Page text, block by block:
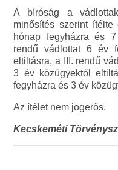
A bíróság a
minősítés szerint
hónap fegyházra és
rendű vádlottat 6 év
eltiltásra, a III. rendű
3 év közügyektől
fegyházra és 3 év
Az ítélet nem jogerős.
Kecskeméti